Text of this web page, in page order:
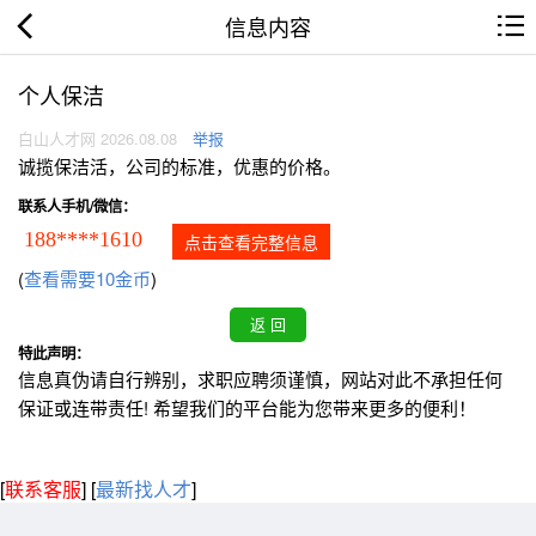
信息内容
个人保洁
白山人才网 2026.08.08 举报
诚揽保洁活，公司的标准，优惠的价格。
联系人手机/微信：
188****1610 点击查看完整信息
(查看需要10金币)
特此声明：
信息真伪请自行辨别，求职应聘须谨慎，网站对此不承担任何
保证或连带责任! 希望我们的平台能为您带来更多的便利！
[联系客服] [最新找人才]